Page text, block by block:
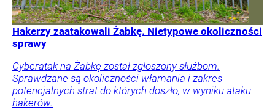
Hakerzy zaatakowali Żabkę. Nietypowe okoliczności
sprawy
Cyberatak na Żabkę został zgłoszony służbom.
Sprawdzane są okoliczności włamania i zakres
potencjalnych strat do których doszło, w wyniku ataku
hakerów.